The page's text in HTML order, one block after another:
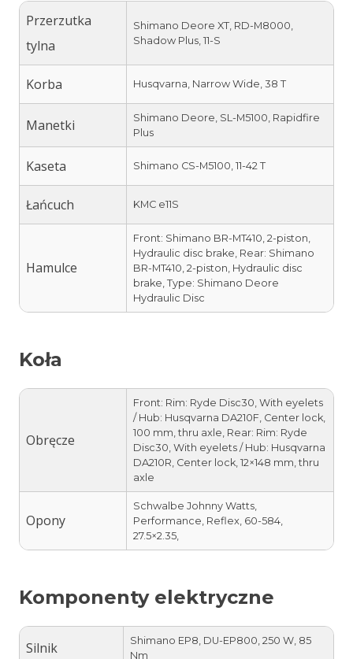
Przerzutka
tylna
Shimano Deore XT, RD-M8000,
Shadow Plus, 11-S
Korba Husqvarna, Narrow Wide, 38 T
Manetki
Shimano Deore, SL-M5100, Rapidfire
Plus
Kaseta Shimano CS-M5100, 11-42 T
Łańcuch KMC e11S
Hamulce
Front: Shimano BR-MT410, 2-piston,
Hydraulic disc brake, Rear: Shimano
BR-MT410, 2-piston, Hydraulic disc
brake, Type: Shimano Deore
Hydraulic Disc
Koła
Obręcze
Front: Rim: Ryde Disc30, With eyelets
/ Hub: Husqvarna DA210F, Center lock,
100 mm, thru axle, Rear: Rim: Ryde
Disc30, With eyelets / Hub: Husqvarna
DA210R, Center lock, 12×148 mm, thru
axle
Opony
Schwalbe Johnny Watts,
Performance, Reflex, 60-584,
27.5×2.35,
Komponenty elektryczne
Silnik
Shimano EP8, DU-EP800, 250 W, 85
Nm